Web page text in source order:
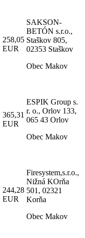
258,05
EUR
SAKSON-
BETÓN s.r.o.,
Staškov 805,
02353 Staškov
Obec Makov
365,31
EUR
ESPIK Group s.
r. o., Orlov 133,
065 43 Orlov
Obec Makov
244,28
EUR
Firesystem,s.r.o.,
Nižná KOrňa
501, 02321
Korňa
Obec Makov